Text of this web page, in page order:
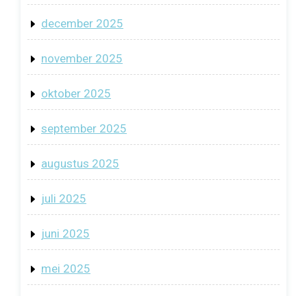
december 2025
november 2025
oktober 2025
september 2025
augustus 2025
juli 2025
juni 2025
mei 2025